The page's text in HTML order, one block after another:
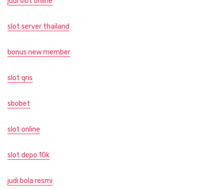
slot server thailand
bonus new member
slot qris
sbobet
slot online
slot depo 10k
judi bola resmi